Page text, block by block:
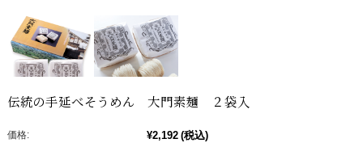
伝統の手延べそうめん 大門素麺 ２袋入
価格: ¥2,192 (税込)